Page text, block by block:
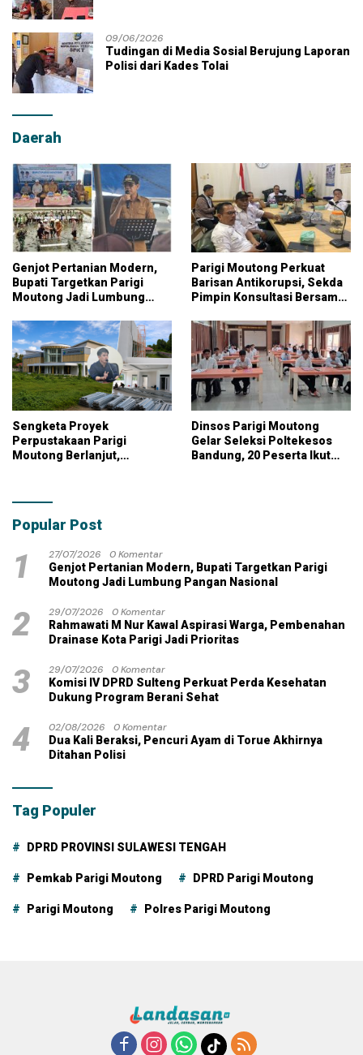
09/06/2026
Tudingan di Media Sosial Berujung Laporan
Polisi dari Kades Tolai
Daerah
Genjot Pertanian Modern,
Bupati Targetkan Parigi
Moutong Jadi Lumbung
Parigi Moutong Perkuat
Barisan Antikorupsi, Sekda
Pimpin Konsultasi Bersama
Sengketa Proyek
Perpustakaan Parigi
Moutong Berlanjut,
dengan Dana Pribadi
Dinsos Parigi Moutong
Gelar Seleksi Poltekesos
Bandung, 20 Peserta Ikut
Popular Post
1 27/07/2026
0 Komentar
Genjot Pertanian Modern, Bupati Targetkan Parigi
Moutong Jadi Lumbung Pangan Nasional
2 29/07/2026
0 Komentar
Rahmawati M Nur Kawal Aspirasi Warga, Pembenahan
Drainase Kota Parigi Jadi Prioritas
3 29/07/2026
0 Komentar
Komisi IV DPRD Sulteng Perkuat Perda Kesehatan
Dukung Program Berani Sehat
4 02/08/2026
0 Komentar
Dua Kali Beraksi, Pencuri Ayam di Torue Akhirnya
Ditahan Polisi
Tag Populer
DPRD PROVINSI SULAWESI TENGAH
Pemkab Parigi Moutong DPRD Parigi Moutong
Parigi Moutong Polres Parigi Moutong